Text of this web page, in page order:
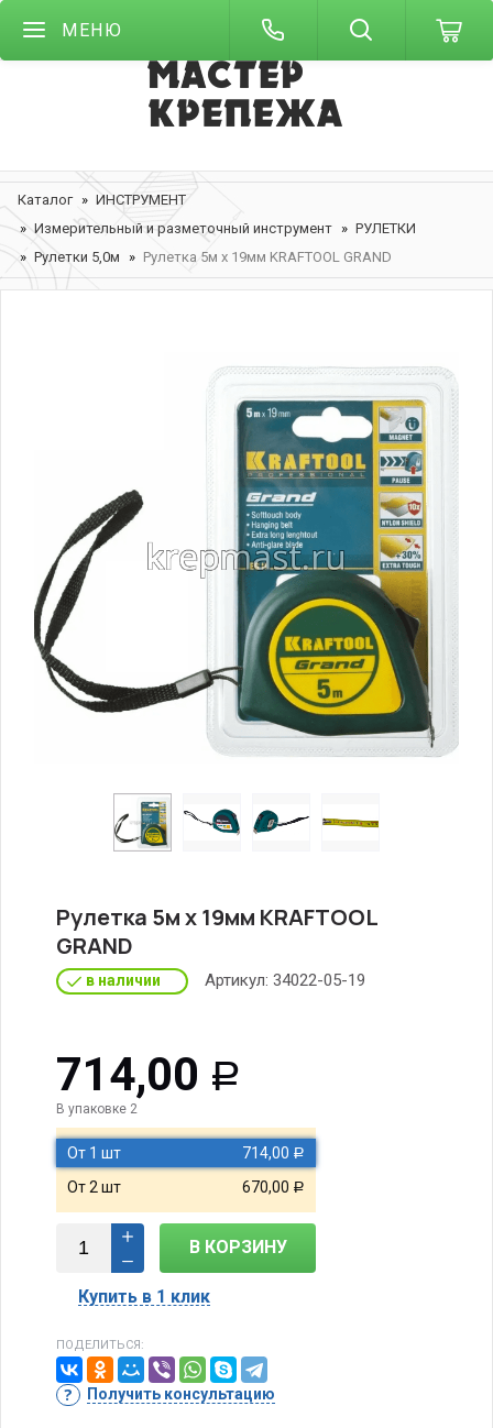
МЕНЮ
Каталог
ИНСТРУМЕНТ
Измерительный и разметочный инструмент
РУЛЕТКИ
Рулетки 5,0м
Рулетка 5м х 19мм KRAFTOOL GRAND
Рулетка 5м х 19мм KRAFTOOL
GRAND
в наличии Артикул: 34022-05-19
714,00 Р
В упаковке 2
От 1 шт 714,00 Р
От 2 шт 670,00 Р
В КОРЗИНУ
Купить в 1 клик
ПОДЕЛИТЬСЯ:
Получить консультацию